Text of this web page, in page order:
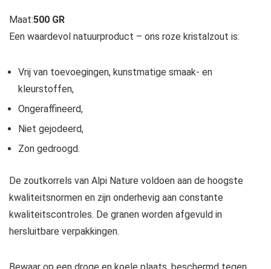
Maat:500 GR
Een waardevol natuurproduct – ons roze kristalzout is:
Vrij van toevoegingen, kunstmatige smaak- en
kleurstoffen,
Ongeraffineerd,
Niet gejodeerd,
Zon gedroogd.
De zoutkorrels van Alpi Nature voldoen aan de hoogste
kwaliteitsnormen en zijn onderhevig aan constante
kwaliteitscontroles. De granen worden afgevuld in
hersluitbare verpakkingen.